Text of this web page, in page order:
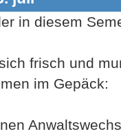
in diesem
frisch und
im Gepäck: